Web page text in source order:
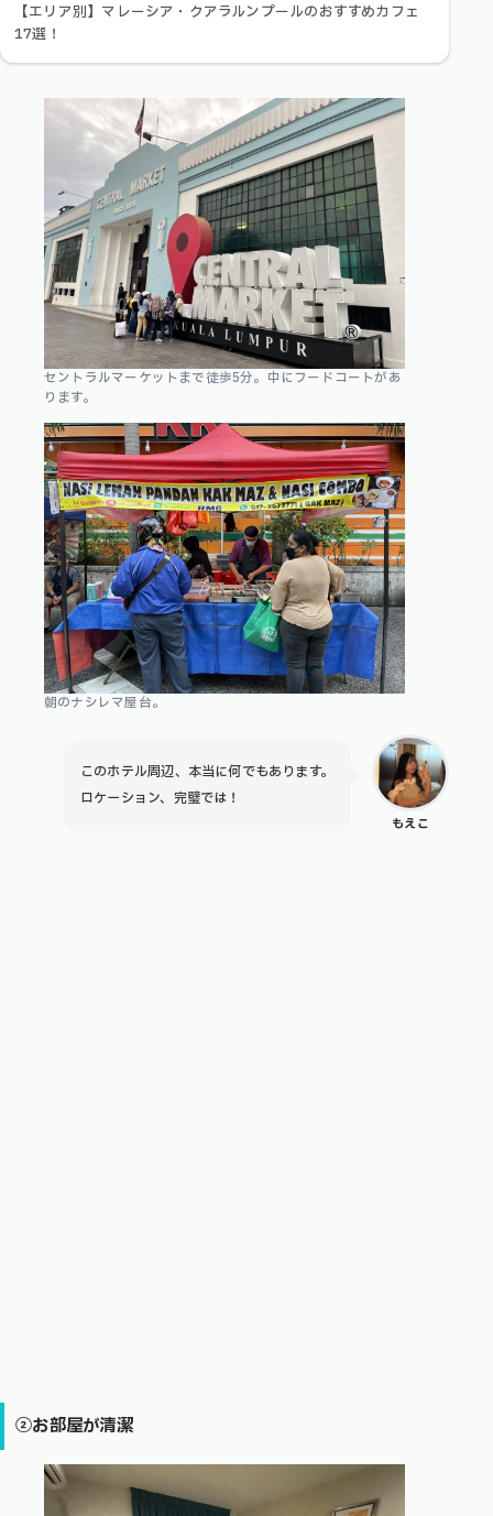
【エリア別】マレーシア・クアラルンプールのおすすめカフェ
17選！
セントラルマーケットまで徒歩5分。中にフードコートがあ
ります。
朝のナシレマ屋台。
もえこ
このホテル周辺、本当に何でもあります。
ロケーション、完璧では！
②お部屋が清潔